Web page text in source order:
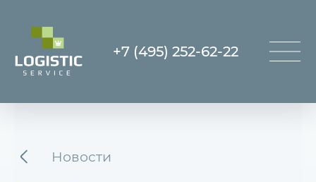
+7 (495) 252-62-22
Новости